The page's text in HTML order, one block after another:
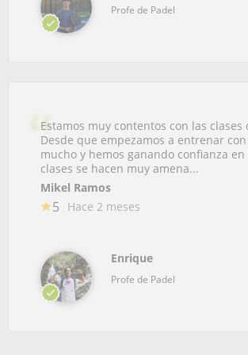
Profe de Padel
Estamos muy contentos con las clases
Desde que empezamos a entrenar
mucho y hemos ganando confianza en
clases se hacen muy amena...
Mikel Ramos
5 Hace 2 meses
Enrique
Profe de Padel